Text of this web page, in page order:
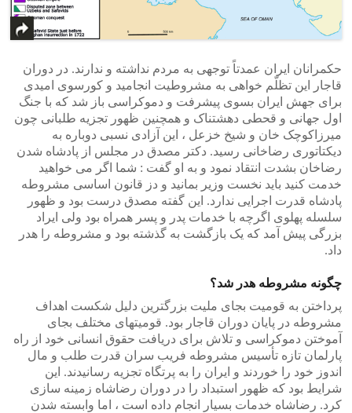
حکمرانان ایران عمدتاً توجهی به مردم نداشته و ندارند. در دوران
قاجار این تظلّم خواهی به مشروطیت انجامید و کورسوی امیدی
برای جهش ایران بسوی پیشرفت و دموکراسی باز شد که با جنگ
اول جهانی و قحطی دهشتناک و همچنین ظهور تجزیه طلبانی چون
میرزاکوچک خان و شیخ خزعل ، این آزادی نسبی دوباره به
دیکتاتوری رضاخانی رسید. دکتر مصدق در مجلس از پادشاه شدن
رضاخان بشدت انتقاد نمود و به او گفت : شما اگر می خواهید
خدمت کنید باید نخست وزیر بمانید و دز قانون اساسی مشروطه
پادشاه قدرت اجرایی ندارد. این گفته مصدق درست بود و ظهور
سلسله پهلوی اگرچه با خدمات پدر و پسر همراه بود ولی ایراد
بزرگی پیش آمد که یک بازگشت به گذشته بود و مشروطه را هدر
داد.
چگونه مشروطه هدر شد؟
پرداختن به قومیت بجای ملیت بزرگترین دلیل شکست اهداف
مشروطه در پایان دوران قاجار بود. قومیتهای مختلف بجای
آموختن دموکراسی و تلاش برای دریافت حقوق انسانی خود از راه
پارلمان تازه تأسیس مشروطه فریب سران قدرت طلب و مال
اندوز خود را خوردند و ایران را به پرتگاه تجزیه رسانیدند. این
شرایط بود که ظهور استبداد را در دوران رضاشاه زمینه سازی
کرد. رضاشاه خدمات بسیار انجام داده است ، اما وابسته شدن